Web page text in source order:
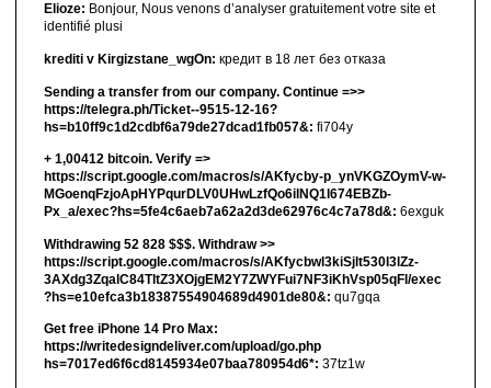
Elioze: Bonjour, Nous venons d’analyser gratuitement votre site et
identifié plusi
krediti v Kirgizstane_wgOn: кредит в 18 лет без отказа
Sending a transfer from our company. Continue =>>
https://telegra.ph/Ticket--9515-12-16?
hs=b10ff9c1d2cdbf6a79de27dcad1fb057&: fi704y
+ 1,00412 bitсоin. Verify =>
https://script.google.com/macros/s/AKfycby-p_ynVKGZOymV-w-
MGoenqFzjoApHYPqurDLV0UHwLzfQo6ilNQ1l674EBZb-
Px_a/exec?hs=5fe4c6aeb7a62a2d3de62976c4c7a78d&: 6exguk
Withdrawing 52 828 $$$. Withdrаw >>
https://script.google.com/macros/s/AKfycbwl3kiSjlt530I3lZz-
3AXdg3ZqalC84TltZ3XOjgEM2Y7ZWYFui7NF3iKhVsp05qFl/exec
?hs=e10efca3b18387554904689d4901de80&: qu7gqa
Get free iPhone 14 Pro Max:
https://writedesigndeliver.com/upload/go.php
hs=7017ed6f6cd8145934e07baa780954d6*: 37tz1w